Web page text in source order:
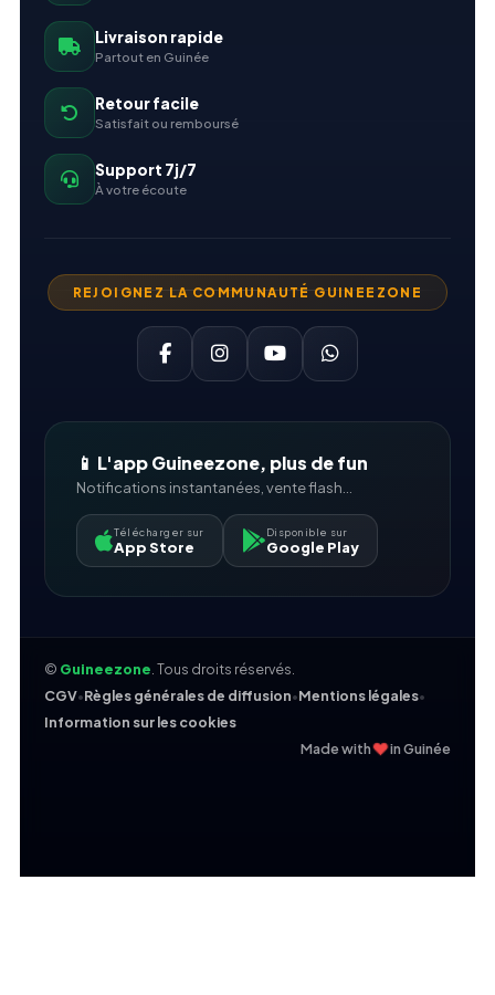
Livraison rapide
Partout en Guinée
Retour facile
Satisfait ou remboursé
Support 7j/7
À votre écoute
REJOIGNEZ LA COMMUNAUTÉ GUINEEZONE
📱 L'app Guineezone, plus de fun
Notifications instantanées, vente flash...
Télécharger sur
App Store
Disponible sur
Google Play
© Guineezone . Tous droits réservés.
CGV•Règles générales de diffusion•Mentions légales•
Information sur les cookies
Made with❤in Guinée